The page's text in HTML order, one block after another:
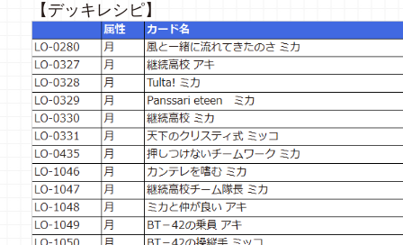
【デッキレシピ】